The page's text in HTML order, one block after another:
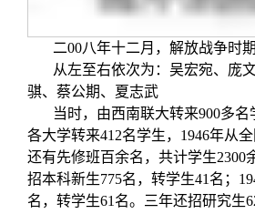
二00八年十二月，解放战争时
从左至右依次为：吴宏宛、庞
骐、蔡公期、夏志武
当时，由西南联大转来900多
各大学转来412名学生，1946年从全
还有先修班百余名，共计学生2300
招本科新生775名，转学生41名；
名，转学生61名。三年还招研究生